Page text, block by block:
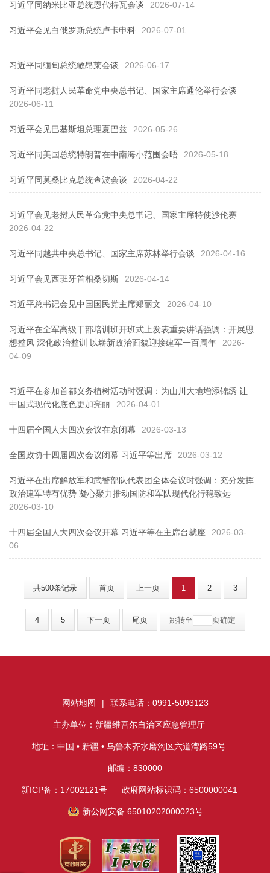
习近平同纳米比亚总统恩代特瓦会谈 2026-07-14
习近平会见白俄罗斯总统卢卡申科 2026-07-01
习近平同缅甸总统敏昂莱会谈 2026-06-17
习近平同老挝人民革命党中央总书记、国家主席通伦举行会谈
2026-06-11
习近平会见巴基斯坦总理夏巴兹 2026-05-26
习近平同美国总统特朗普在中南海小范围会晤 2026-05-18
习近平同莫桑比克总统查波会谈 2026-04-22
习近平会见老挝人民革命党中央总书记、国家主席特使沙伦赛
2026-04-22
习近平同越共中央总书记、国家主席苏林举行会谈 2026-04-16
习近平会见西班牙首相桑切斯 2026-04-14
习近平总书记会见中国国民党主席郑丽文 2026-04-10
习近平在全军高级干部培训班开班式上发表重要讲话强调：开展思
想整风 深化政治整训 以崭新政治面貌迎接建军一百周年
2026-
04-09
习近平在参加首都义务植树活动时强调：为山川大地增添锦绣 让
中国式现代化底色更加亮丽
2026-04-01
十四届全国人大四次会议在京闭幕 2026-03-13
全国政协十四届四次会议闭幕 习近平等出席 2026-03-12
习近平在出席解放军和武警部队代表团全体会议时强调：充分发挥
政治建军特有优势 凝心聚力推动国防和军队现代化行稳致远
2026-03-10
十四届全国人大四次会议开幕 习近平等在主席台就座
2026-03-
06
共500条记录 首页 上一页 1 2 3
4 5 下一页 尾页 跳转至 页确定
网站地图 | 联系电话：0991-5093123
主办单位：新疆维吾尔自治区应急管理厅
地址：中国 • 新疆 • 乌鲁木齐水磨沟区六道湾路59号
邮编：830000
新ICP备：17002121号 政府网站标识码：6500000041
新公网安备 65010202000023号